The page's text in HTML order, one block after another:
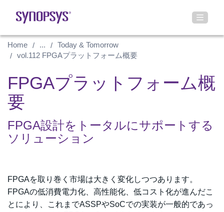
Home ...
Today & Tomorrow
vol.112 FPGAプラットフォーム概要
FPGAプラットフォーム概
要
FPGA設計をトータルにサポートする
ソリューション
FPGAを取り巻く市場は大きく変化しつつあります。
FPGAの低消費電力化、高性能化、低コスト化が進んだこ
とにより、これまでASSPやSoCでの実装が一般的であっ